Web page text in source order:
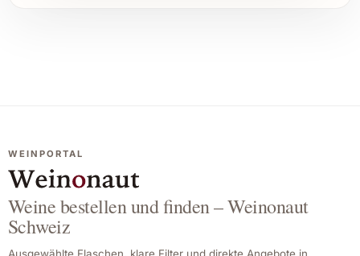
WEINPORTAL
Weine bestellen und finden – Weinonaut
Schweiz